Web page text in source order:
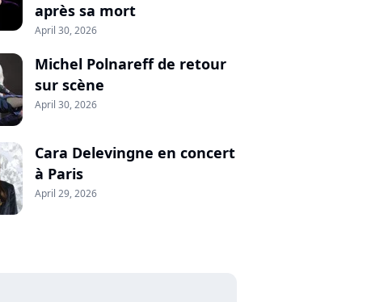
après sa mort
April 30, 2026
Michel Polnareff de retour
sur scène
April 30, 2026
Cara Delevingne en concert
à Paris
April 29, 2026